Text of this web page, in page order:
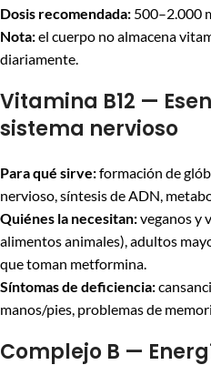
Dosis recomendada: 500–2.000
Nota:el cuerpo no almacena
diariamente.
Vitamina B12 —
sistema nervioso
Para qué sirve:formación de
nervioso, síntesis de ADN,
Quiénes la necesitan:veganos y
alimentos animales), adultos
que toman metformina.
Síntomas de deficiencia:
manos/pies, problemas de
Complejo B —